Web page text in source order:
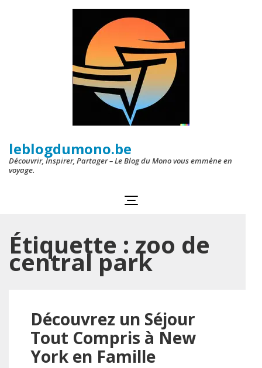
leblogdumono.be
Découvrir, Inspirer, Partager – Le Blog du Mono vous emmène en
voyage.
Étiquette : zoo de
central park
Découvrez un Séjour
Tout Compris à New
York en Famille